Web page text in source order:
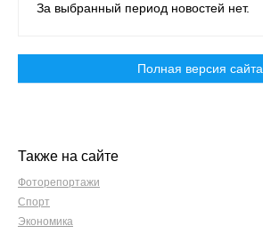
За выбранный период новостей нет.
Полная версия сайта
Также на сайте
Фоторепортажи
Спорт
Экономика